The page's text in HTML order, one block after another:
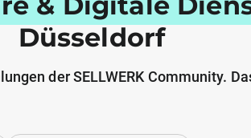
Düsseldorf
der SELLWERK Community.